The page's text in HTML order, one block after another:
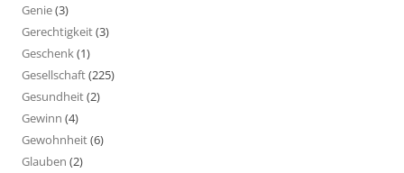
Genie(3)
Gerechtigkeit(3)
Geschenk(1)
Gesellschaft(225)
Gesundheit(2)
Gewinn (4)
Gewohnheit(6)
Glauben (2)